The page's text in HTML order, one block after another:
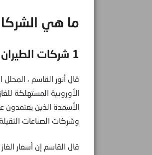
ما هي
1 شركات الطيران
قال أنور القاسم ،
الأوروبية المستهلكة
الأسمدة الذين يعتمدون
وشركات الصناعات
قال القاسم إن أسعار